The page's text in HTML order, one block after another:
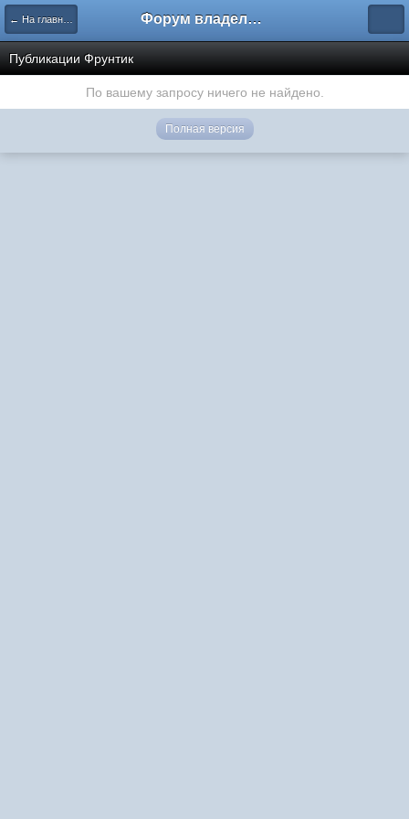
← На главную Форум владельцев интернет-магазинов
Публикации Фрунтик
По вашему запросу ничего не найдено.
Полная версия